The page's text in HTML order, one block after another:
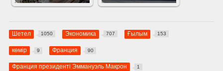
Шетел 1050 Экономика 707 Ғылым 153
көмір 9 Франция 90
Франция президенті Эммануэль Макрон 1